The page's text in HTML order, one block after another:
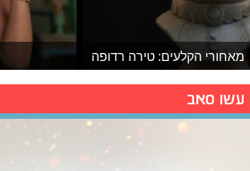
מאחורי הקלעים: טירה רדופה
עשו סאב